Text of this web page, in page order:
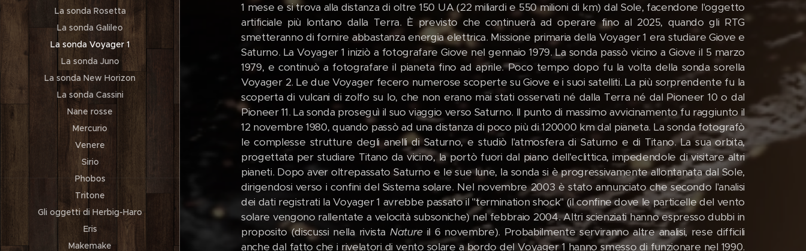
La sonda Rosetta
La sonda Galileo
La sonda Voyager 1
La sonda Juno
La sonda New Horizon
La sonda Cassini
Nane rosse
Mercurio
Venere
Sirio
Phobos
Tritone
Gli oggetti di Herbig-Haro
Eris
Makemake
1 mese e si trova alla distanza di oltre 150 UA (22 miliardi e 550 milioni di km) dal Sole, facendone l'oggetto
artificiale più lontano dalla Terra. È previsto che continuerà ad operare fino al 2025, quando gli RTG
smetteranno di fornire abbastanza energia elettrica. Missione primaria della Voyager 1 era studiare Giove e
Saturno. La Voyager 1 iniziò a fotografare Giove nel gennaio 1979. La sonda passò vicino a Giove il 5 marzo
1979, e continuò a fotografare il pianeta fino ad aprile. Poco tempo dopo fu la volta della sonda sorella
Voyager 2. Le due Voyager fecero numerose scoperte su Giove e i suoi satelliti. La più sorprendente fu la
scoperta di vulcani di zolfo su Io, che non erano mai stati osservati né dalla Terra né dal Pioneer 10 o dal
Pioneer 11. La sonda proseguì il suo viaggio verso Saturno. Il punto di massimo avvicinamento fu raggiunto il
12 novembre 1980, quando passò ad una distanza di poco più di 120000 km dal pianeta. La sonda fotografò
le complesse strutture degli anelli di Saturno, e studiò l'atmosfera di Saturno e di Titano. La sua orbita,
progettata per studiare Titano da vicino, la portò fuori dal piano dell'eclittica, impedendole di visitare altri
pianeti. Dopo aver oltrepassato Saturno e le sue lune, la sonda si è progressivamente allontanata dal Sole,
dirigendosi verso i confini del Sistema solare. Nel novembre 2003 è stato annunciato che secondo l'analisi
dei dati registrati la Voyager 1 avrebbe passato il "termination shock" (il confine dove le particelle del vento
solare vengono rallentate a velocità subsoniche) nel febbraio 2004. Altri scienziati hanno espresso dubbi in
proposito (discussi nella rivista Natureil 6 novembre). Probabilmente serviranno altre analisi, rese difficili
anche dal fatto che i rivelatori di vento solare a bordo del Voyager 1 hanno smesso di funzionare nel 1990.